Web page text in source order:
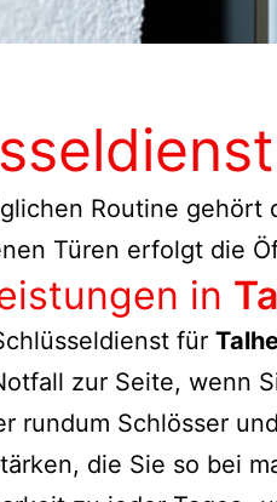
Routine
Türen erfolgt die
in
für
zur Seite, wenn
rundum Schlösser
die Sie so bei